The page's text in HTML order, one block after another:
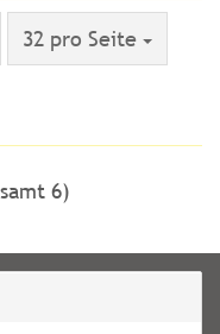
32 pro Seite
pro Seite
6)